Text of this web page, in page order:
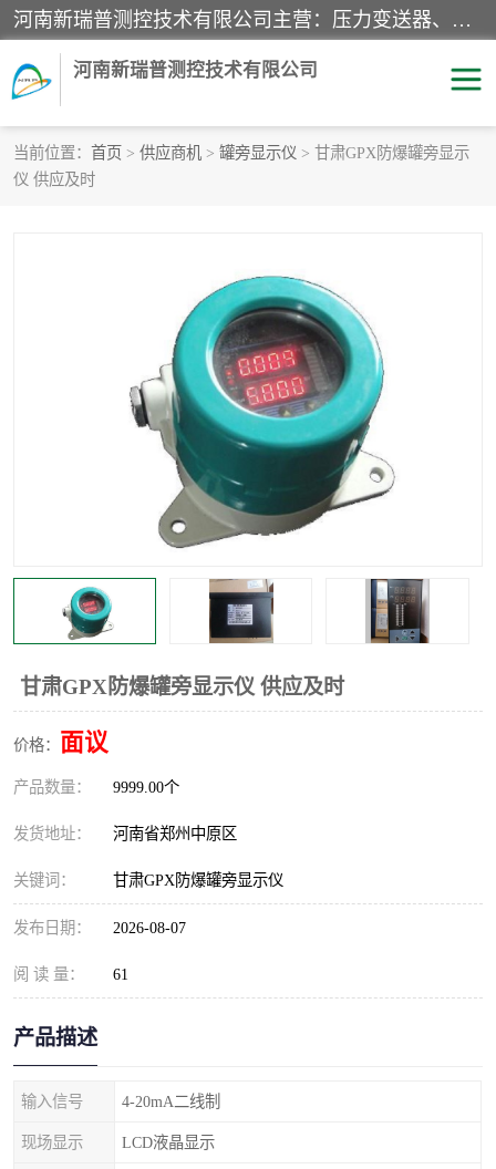
河南新瑞普测控技术有限公司主营：压力变送器、液位变送器、差压变送器、雷达料位计、电容物位计、温度显示控制仪表、电量变送器、流量计、工业自动化系统成套设备。
河南新瑞普测控技术有限公司
当前位置： 首页 > 供应商机 > 罐旁显示仪 > 甘肃GPX防爆罐旁显示
仪 供应及时
甘肃GPX防爆罐旁显示仪 供应及时
价格： 面议
产品数量： 9999.00个
发货地址： 河南省郑州中原区
关键词： 甘肃GPX防爆罐旁显示仪
发布日期： 2026-08-07
阅 读 量： 61
产品描述
输入信号 4-20mA二线制
现场显示 LCD液晶显示
霍尼韦尔压力变送器
雷达料位计
标准型工业压力变送器 罐旁显示仪
温度传感器变送器
电容物位计
温度显示控制仪表 电量变送器